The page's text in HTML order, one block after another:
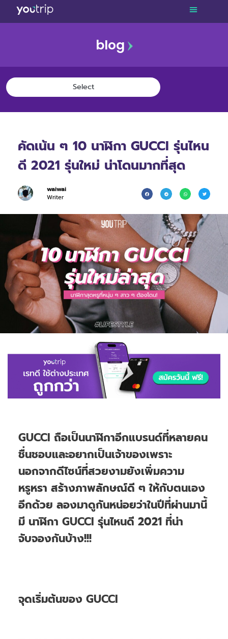
blog
คัดเน้น ๆ 10 นาฬิกา GUCCI รุ่นไหน
ดี 2021 รุ่นใหม่ น่าโดนมากที่สุด
waiwai
Writer
GUCCI ถือเป็นนาฬิกาอีกแบรนด์ที่หลายคน
ชื่นชอบและอยากเป็นเจ้าของเพราะ
นอกจากดีไซน์ที่สวยงามยังเพิ่มความ
หรูหรา สร้างภาพลักษณ์ดี ๆ ให้กับตนเอง
อีกด้วย ลองมาดูกันหน่อยว่าในปีที่ผ่านมานี้
มี นาฬิกา GUCCI รุ่นไหนดี 2021 ที่น่า
จับจองกันบ้าง!!!
จุดเริ่มต้นของ GUCCI